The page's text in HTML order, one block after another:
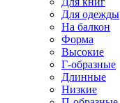
Для одежды
На балкон
Форма
Высокие
Г-образные
Длинные
Низкие